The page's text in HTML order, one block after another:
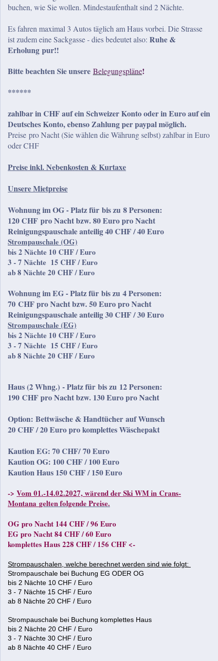
buchen, wie Sie wollen. Mindestaufenthalt sind 2 Nächte.
Es fahren maximal 3 Autos täglich am Haus vorbei. Die Strasse
ist zudem eine Sackgasse - dies bedeutet also: Ruhe &
Erholung pur!!
Bitte beachten Sie unsere Belegungspläne!
******
zahlbar in CHF auf ein Schweizer Konto oder in Euro auf ein
Deutsches Konto, ebenso Zahlung per paypal möglich.
Preise pro Nacht (Sie wählen die Währung selbst) zahlbar in Euro
oder CHF
Preise inkl. Nebenkosten & Kurtaxe
Unsere Mietpreise
Wohnung im OG - Platz für bis zu 8 Personen:
120 CHF pro Nacht bzw. 80 Euro pro Nacht
Reinigungspauschale anteilig 40 CHF / 40 Euro
Strompauschale (OG)
bis 2 Nächte 10 CHF / Euro
3 - 7 Nächte 15 CHF / Euro
ab 8 Nächte 20 CHF / Euro
Wohnung im EG - Platz für bis zu 4 Personen:
70 CHF pro Nacht bzw. 50 Euro pro Nacht
Reinigungspauschale anteilig 30 CHF / 30 Euro
Strompauschale (EG)
bis 2 Nächte 10 CHF / Euro
3 - 7 Nächte 15 CHF / Euro
ab 8 Nächte 20 CHF / Euro
Haus (2 Whng.) - Platz für bis zu 12 Personen:
190 CHF pro Nacht bzw. 130 Euro pro Nacht
Option: Bettwäsche & Handtücher auf Wunsch
20 CHF / 20 Euro pro komplettes Wäschepakt
Kaution EG: 70 CHF/ 70 Euro
Kaution OG: 100 CHF / 100 Euro
Kaution Haus 150 CHF / 150 Euro
-> Vom 01.-14.02.2027, wärend der Ski WM in Crans-
Montana gelten folgende Preise.
OG pro Nacht 144 CHF / 96 Euro
EG pro Nacht 84 CHF / 60 Euro
komplettes Haus 228 CHF / 156 CHF <-
Strompauschalen, welche berechnet werden sind wie folgt:
Strompauschale bei Buchung EG ODER OG
bis 2 Nächte 10 CHF / Euro
3 - 7 Nächte 15 CHF / Euro
ab 8 Nächte 20 CHF / Euro
Strompauschale bei Buchung komplettes Haus
bis 2 Nächte 20 CHF / Euro
3 - 7 Nächte 30 CHF / Euro
ab 8 Nächte 40 CHF / Euro